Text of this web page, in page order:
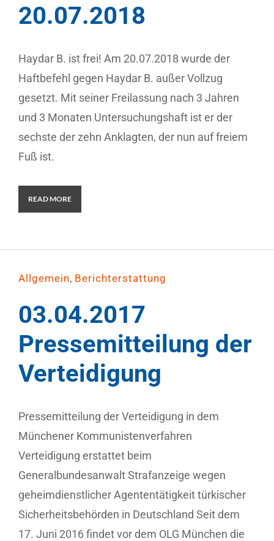
20.07.2018
Haydar B. ist frei! Am 20.07.2018 wurde der
Haftbefehl gegen Haydar B. außer Vollzug
gesetzt. Mit seiner Freilassung nach 3 Jahren
und 3 Monaten Untersuchungshaft ist er der
sechste der zehn Anklagten, der nun auf freiem
Fuß ist.
READ MORE
Allgemein, Berichterstattung
03.04.2017
Pressemitteilung der
Verteidigung
Pressemitteilung der Verteidigung in dem
Münchener Kommunistenverfahren
Verteidigung erstattet beim
Generalbundesanwalt Strafanzeige wegen
geheimdienstlicher Agententätigkeit türkischer
Sicherheitsbehörden in Deutschland Seit dem
17. Juni 2016 findet vor dem OLG München die